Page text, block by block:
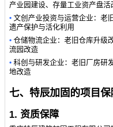
产业园建设、存量工业资产盘活
•文创产业投资与运营企业：老
遗产保护与活化利用
•仓储物流企业：老旧仓库升级
流园改造
•科创与研发企业：老旧厂房研
地改造
七、特辰加固的项目
1. 资质保障